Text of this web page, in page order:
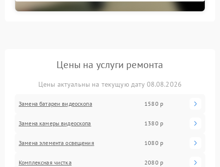
Цены на услуги ремонта
Цены актуальны на текущую дату 08.08.2026
Замена батареи видеоскопа 1580 р
Замена камеры видеоскопа 1380 р
Замена элемента освещения 1080 р
Комплексная чистка 2080 р